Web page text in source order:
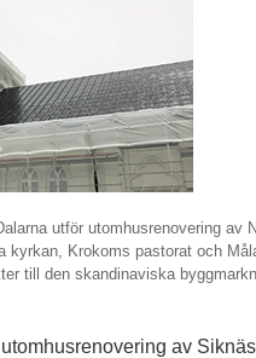
utför utomhusrenovering av
kyrkan, Krokoms pastorat och
till den skandinaviska
av Siknäs